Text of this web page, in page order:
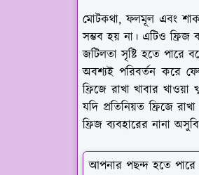
মোটকথা, ফলমূল এবং
সম্ভব হয় না। এটিও ফ্রিজ
জটিলতা সৃষ্টি হতে পারে
অবশ্যই পরিবর্তন করে
ফ্রিজে রাখা খাবার
যদি প্রতিনিয়ত ফ্রিজে
ফ্রিজ ব্যবহারের নানা
আপনার পছন্দ হতে